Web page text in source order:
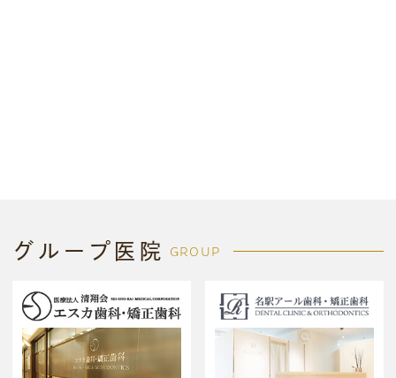
グループ医院 GROUP